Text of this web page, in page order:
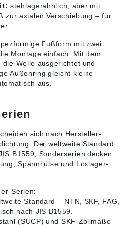
stehlagerähnlich, aber mit
zur axialen Verschiebung – für
Fußform mit zwei
Montage einfach: Mit dem
Welle ausgerichtet und
Außenring gleicht kleine
aus.
sich nach Hersteller-
Der weltweite Standard
B1559; Sonderserien decken
Spannhülse und Loslager-
Serien:
Standard – NTN, SKF, FAG,
nach JIS B1559.
(SUCP) und SKF-Zollmaße